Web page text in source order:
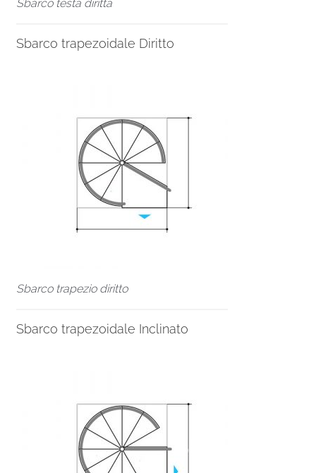
Sbarco testa diritta
Sbarco trapezoidale Diritto
Sbarco trapezio diritto
Sbarco trapezoidale Inclinato